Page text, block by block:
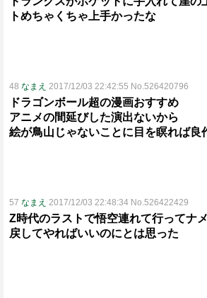
トめちゃくちゃ上手かったな
48 なまえ 2017/12/03 22:42:55 No.526420796
ドラゴンボール超の漫画おすすめ
アニメの間延びした演出ないから
絵が鳥山じゃないことに目を瞑れば良
57 なまえ 2017/12/03 22:48:34 No.526422429
Z時代のラストで悟空連れて行ってナ
戻してやればいいのにとは思った